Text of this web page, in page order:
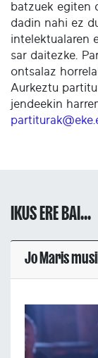
batzuek egiten
dadin nahi ez
intelektualaren
sar daitezke.
ontsalaz
Aurkeztu
jendeekin
IKUS ERE BAI...
Jo Maris